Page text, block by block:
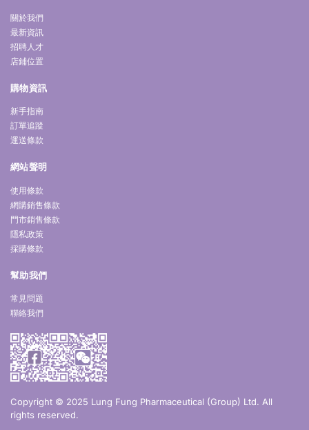
關於我們
最新資訊
招聘人才
店鋪位置
購物資訊
新手指南
訂單追蹤
運送條款
網站聲明
使用條款
網購銷售條款
門市銷售條款
隱私政策
採購條款
幫助我們
常見問題
聯絡我們
Copyright © 2025 Lung Fung Pharmaceutical (Group) Ltd. All
rights reserved.